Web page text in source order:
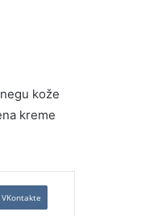
kože
kreme
VKontakte